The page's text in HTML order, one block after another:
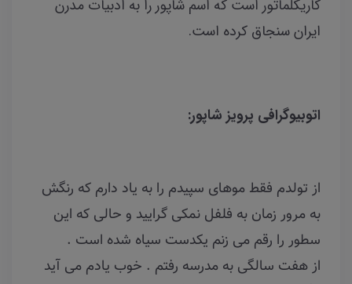
کاریکلماتور است که اسم شاپور را به ادبیات مدرن
ایران سنجاق کرده است.
اتوبیوگرافی پرویز شاپور:
از تولدم فقط موهای سپیدم را به یاد دارم که رنگش
به مرور زمان به فلفل نمکی گرایید و حالی که این
سطور را رقم می زنم یکدست سیاه شده است .
از هفت سالگی به مدرسه رفتم . خوب یادم می آید